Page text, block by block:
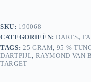
SKU: 190068
CATEGORIEËN:DARTS,
TAGS: 25 GRAM, 95 %
DARTPIJL, RAYMOND VAN
TARGET